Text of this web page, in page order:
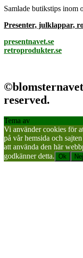
Samlade butikstips inom
Presenter, julklappar,
presentnavet.se
retroprodukter.se
reserved.
Tema av
Vi använder cookies för
på vår hemsida och
att använda den här
godkänner detta. Ok Nej